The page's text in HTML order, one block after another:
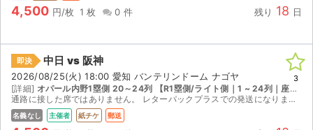
4,500 円/枚 1 枚 0 件 残り 18 日
即決 中日 vs 阪神
2026/08/25(火) 18:00 愛知 バンテリンドーム ナゴヤ
[詳細] オパール内野1塁側 20～24列 【R1塁側/ライト側｜1 ~ 24列｜座席番号381 ~ 400】
通路に接した席ではありません。 レターパックプラスでの発送になります。
名義なし 主催者 紙チケ 郵送
3